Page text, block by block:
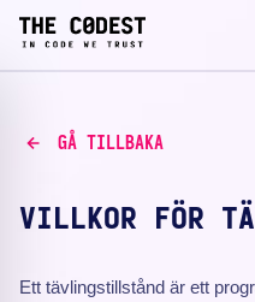
GÅ TILLBAKA
VILLKOR FÖR
Ett tävlingstillstånd är ett